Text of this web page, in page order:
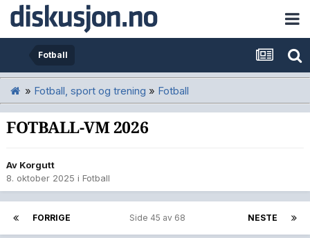
Fotball
» Fotball, sport og trening » Fotball
FOTBALL-VM 2026
Av Korgutt
8. oktober 2025 i Fotball
FORRIGE NESTE
Side 45 av 68